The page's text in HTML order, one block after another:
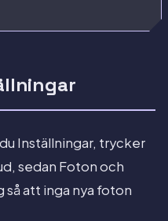
Inställningar, trycker
sedan Foton och
så att inga nya foton